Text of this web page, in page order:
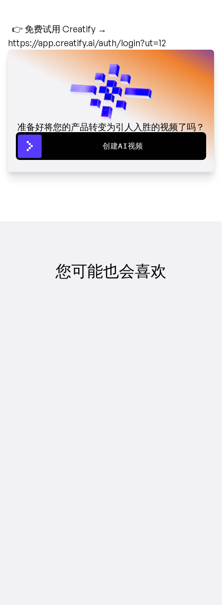
👉 免费试用 Creatify →
https://app.creatify.ai/auth/login?ut=12
准备好将您的产品转变为引人入胜的视频了吗？
创建AI视频
您可能也会喜欢